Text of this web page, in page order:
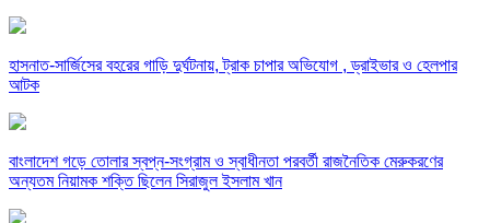
হাসনাত-সার্জিসের বহরের গাড়ি দুর্ঘটনায়, ট্রাক চাপার অভিযোগ , ড্রাইভার ও হেলপার
আটক
বাংলাদেশ গড়ে তোলার স্বপ্ন-সংগ্রাম ও স্বাধীনতা পরবর্তী রাজনৈতিক মেরুকরণের
অন্যতম নিয়ামক শক্তি ছিলেন সিরাজুল ইসলাম খান